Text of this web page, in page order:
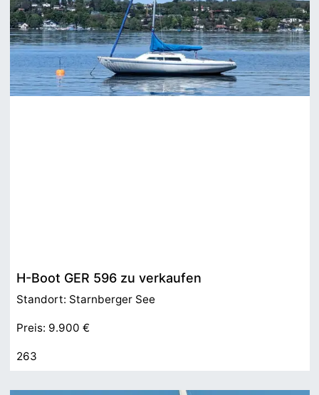
H-Boot GER 596 zu verkaufen
Standort: Starnberger See
Preis: 9.900 €
263